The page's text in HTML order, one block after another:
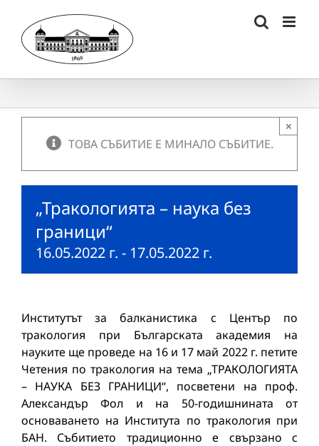
content
ТОВА СЪБИТИЕ Е МИНАЛО СЪБИТИЕ.
×
„Тракологията – наука без
граници“
16.05.2022 г. - 17.05.2022 г.
Институтът за балканистика с Център по
тракология при Българската академия на
науките ще проведе на 16 и 17 май 2022 г. петите
Четения по тракология на тема „ТРАКОЛОГИЯТА
– НАУКА БЕЗ ГРАНИЦИ“, посветени на проф.
Александър Фол и на 50-годишнината от
основаването на Института по тракология при
БАН. Събитието традиционно е свързано с